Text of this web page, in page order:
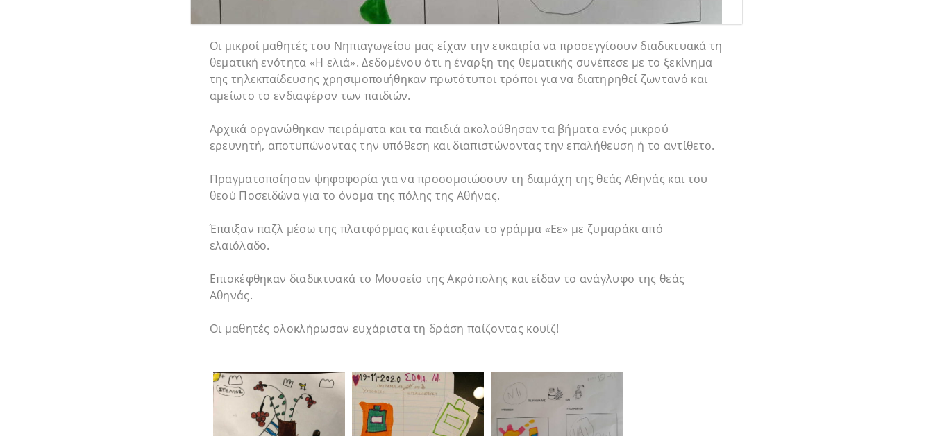
Οι μικροί μαθητές του Νηπιαγωγείου μας είχαν την ευκαιρία να προσεγγίσουν διαδικτυακά τη
θεματική ενότητα «Η ελιά». Δεδομένου ότι η έναρξη της θεματικής συνέπεσε με το ξεκίνημα
της τηλεκπαίδευσης χρησιμοποιήθηκαν πρωτότυποι τρόποι για να διατηρηθεί ζωντανό και
αμείωτο το ενδιαφέρον των παιδιών.
Αρχικά οργανώθηκαν πειράματα και τα παιδιά ακολούθησαν τα βήματα ενός μικρού
ερευνητή, αποτυπώνοντας την υπόθεση και διαπιστώνοντας την επαλήθευση ή το αντίθετο.
Πραγματοποίησαν ψηφοφορία για να προσομοιώσουν τη διαμάχη της θεάς Αθηνάς και του
θεού Ποσειδώνα για το όνομα της πόλης της Αθήνας.
Έπαιξαν παζλ μέσω της πλατφόρμας και έφτιαξαν το γράμμα «Εε» με ζυμαράκι από
ελαιόλαδο.
Επισκέφθηκαν διαδικτυακά το Μουσείο της Ακρόπολης και είδαν το ανάγλυφο της θεάς
Αθηνάς.
Οι μαθητές ολοκλήρωσαν ευχάριστα τη δράση παίζοντας κουίζ!